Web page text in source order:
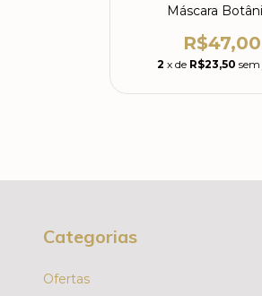
Máscara
R$47,00
2 x de R$23,50
Categorias
Ofertas